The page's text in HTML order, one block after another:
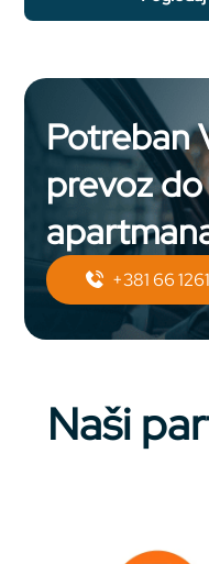
Potreban
prevoz do
+381 66
Naši